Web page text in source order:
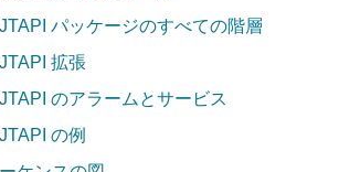
パッケージのすべての階層
拡張
のアラームとサービス
の例